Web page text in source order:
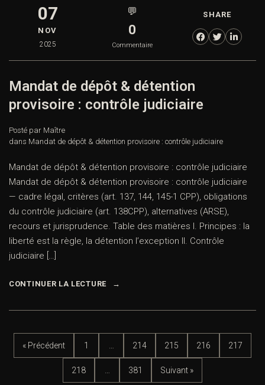
07
NOV
2025
💬
0
Commentaire
SHARE
Mandat de dépôt & détention
provisoire : contrôle judiciaire
Posté par Maître
dans Mandat de dépôt & détention provisoire : contrôle judiciaire
Mandat de dépôt & détention provisoire : contrôle judiciaire
Mandat de dépôt & détention provisoire : contrôle judiciaire
— cadre légal, critères (art. 137, 144, 145-1 CPP), obligations
du contrôle judiciaire (art. 138CPP), alternatives (ARSE),
recours et jurisprudence. Table des matières I. Principes : la
liberté est la règle, la détention l’exception II. Contrôle
judiciaire […]
CONTINUER LA LECTURE
« Précédent 1 214 215 216 217
218 381 Suivant »